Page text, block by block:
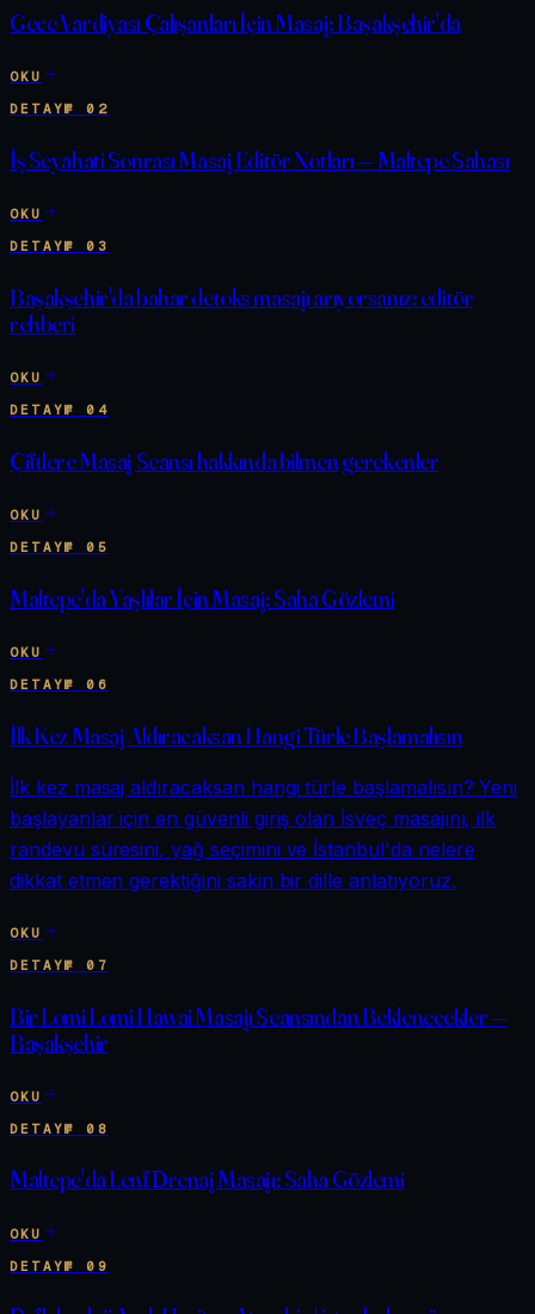
Gece Vardiyası Çalışanları İçin Masaj: Başakşehir'da
OKU
DETAY№02
İş Seyahati Sonrası Masaj Editör Notları — Maltepe Sahası
OKU
DETAY№03
Başakşehir'da bahar detoks masajı arıyorsanız: editör
rehberi
OKU
DETAY№04
Çiftlere Masaj Seansı hakkında bilmen gerekenler
OKU
DETAY№05
Maltepe'da Yaşlılar İçin Masaj: Saha Gözlemi
OKU
DETAY№06
İlk Kez Masaj Aldıracaksan Hangi Türle Başlamalısın
İlk kez masaj aldıracaksan hangi türle başlamalısın? Yeni
başlayanlar için en güvenli giriş olan İsveç masajını, ilk
randevu süresini, yağ seçimini ve İstanbul'da nelere
dikkat etmen gerektiğini sakin bir dille anlatıyoruz.
OKU
DETAY№07
Bir Lomi Lomi Hawai Masajı Seansından Beklenecekler —
Başakşehir
OKU
DETAY№08
Maltepe'da Lenf Drenaj Masajı: Saha Gözlemi
OKU
DETAY№09